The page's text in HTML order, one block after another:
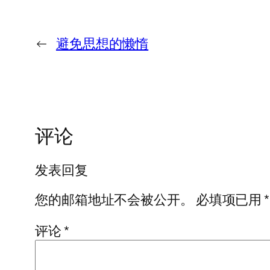
← 避免思想的懒惰
评论
发表回复
您的邮箱地址不会被公开。
必填项已用*
评论*